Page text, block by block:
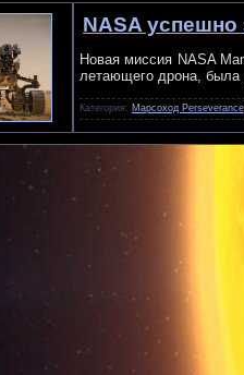
NASA
Новая миссия NASA
летающего дрона,
Категория: Марсоход Perseverance